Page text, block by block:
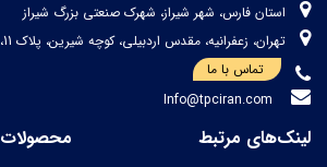
استان فارس، شهر شیراز، شهرک صنعتی بزرگ شیراز
تهران، زعفرانیه، مقدس اردبیلی، کوچه شیرین، پلاک 11، واحد 7
تماس با ما
لینک‌های مرتبط محصولات